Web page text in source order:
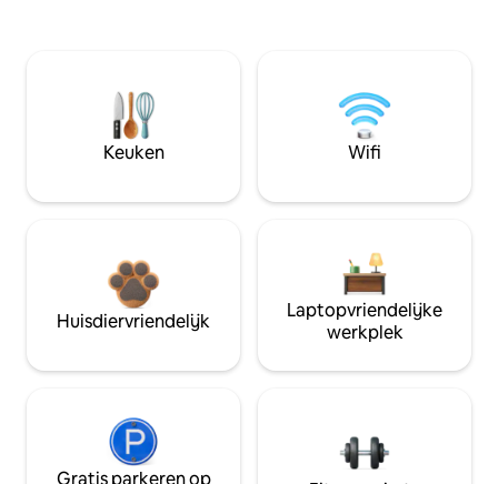
Keuken Wifi
Huisdiervriendelijk
Laptopvriendelijke
werkplek
Gratis parkeren op